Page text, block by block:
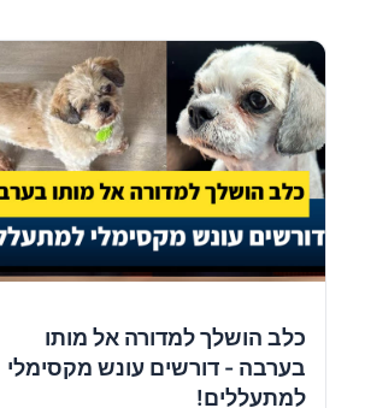
כלב הושלך למדורה אל מותו
בערבה - דורשים עונש מקסימלי
למתעללים!